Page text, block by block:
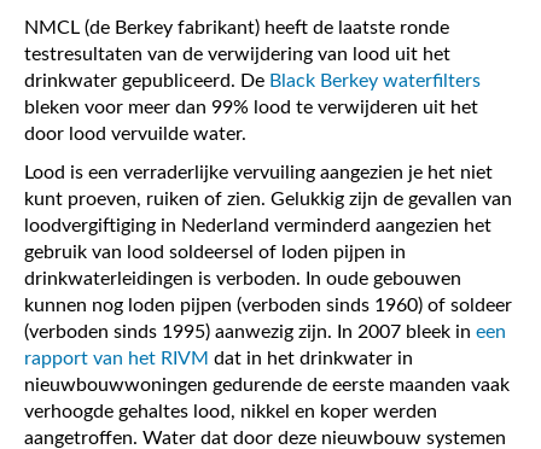
NMCL (de Berkey fabrikant) heeft de laatste ronde
testresultaten van de verwijdering van lood uit het
drinkwater gepubliceerd. De Black Berkey waterfilters
bleken voor meer dan 99% lood te verwijderen uit het
door lood vervuilde water.
Lood is een verraderlijke vervuiling aangezien je het niet
kunt proeven, ruiken of zien. Gelukkig zijn de gevallen van
loodvergiftiging in Nederland verminderd aangezien het
gebruik van lood soldeersel of loden pijpen in
drinkwaterleidingen is verboden. In oude gebouwen
kunnen nog loden pijpen (verboden sinds 1960) of soldeer
(verboden sinds 1995) aanwezig zijn. In 2007 bleek in een
rapport van het RIVM dat in het drinkwater in
nieuwbouwwoningen gedurende de eerste maanden vaak
verhoogde gehaltes lood, nikkel en koper werden
aangetroffen. Water dat door deze nieuwbouw systemen